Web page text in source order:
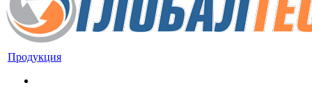
Продукция